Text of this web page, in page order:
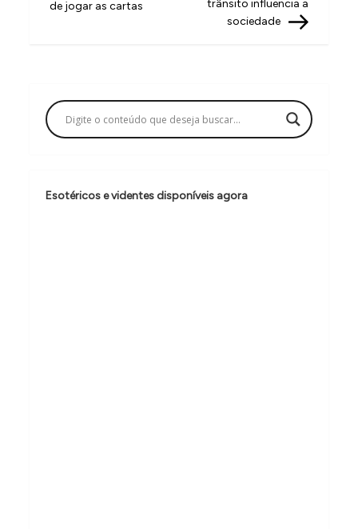
v
ç
ã
d
de jogar as cartas
trânsito influencia a
sociedade
Esotéricos e videntes disponíveis agora